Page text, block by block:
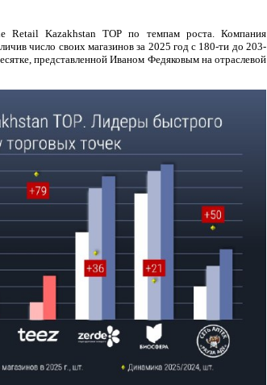
Retail Kazakhstan TOP по темпам роста. Компания
число своих магазинов за 2025 год с 180-ти до 203-
представленной Иваном Федяковым на отраслевой